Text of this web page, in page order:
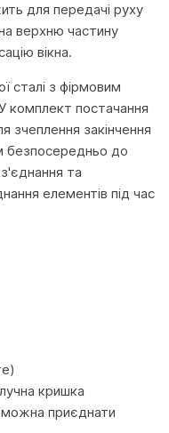
для передачі руху
верхню частину
вікна.
сталі з фірмовим
комплект постачання
зчеплення закінчення
безпосередньо до
та
елементів під час
кришка
приєднати